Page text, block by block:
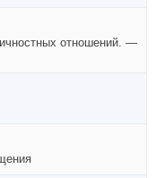
отношений. —